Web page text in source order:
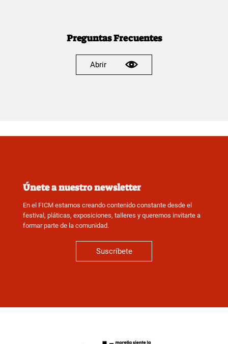
Preguntas Frecuentes
Abrir
Únete a nuestro newsletter
En el FICM estamos creando contenido constante desde el
festival, pláticas, exposiciones, talleres y queremos invitarte a
formar parte de la comunidad.
Suscríbete